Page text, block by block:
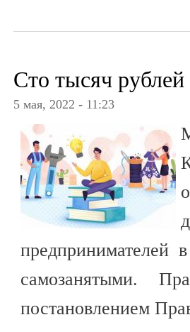
Сто тысяч
5 мая, 2022 - 11:23
предпринимателей
самозанятыми.
постановлением